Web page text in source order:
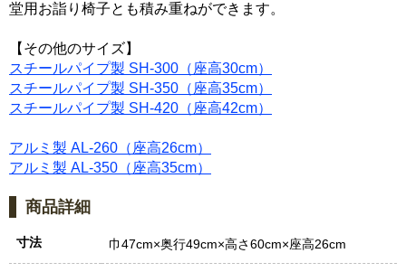
堂用お詣り椅子とも積み重ねができます。
【その他のサイズ】
スチールパイプ製 SH-300（座高30cm）
スチールパイプ製 SH-350（座高35cm）
スチールパイプ製 SH-420（座高42cm）
アルミ製 AL-260（座高26cm）
アルミ製 AL-350（座高35cm）
商品詳細
寸法 巾47cm×奥行49cm×高さ60cm×座高26cm